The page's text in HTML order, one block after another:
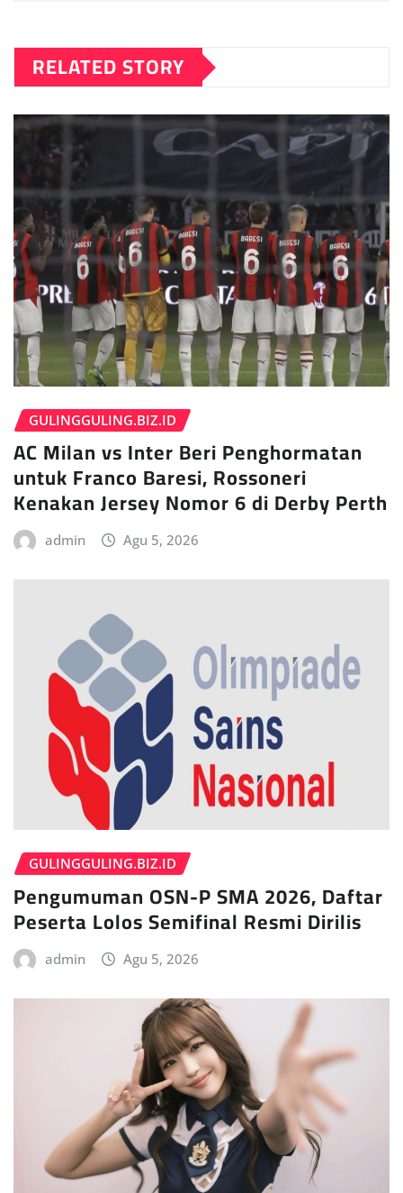
RELATED STORY
GULINGGULING.BIZ.ID
AC Milan vs Inter Beri Penghormatan
untuk Franco Baresi, Rossoneri
Kenakan Jersey Nomor 6 di Derby Perth
admin Agu 5, 2026
GULINGGULING.BIZ.ID
Pengumuman OSN-P SMA 2026, Daftar
Peserta Lolos Semifinal Resmi Dirilis
admin Agu 5, 2026